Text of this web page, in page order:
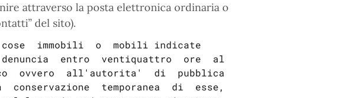
attraverso la posta elettronica ordinaria o
del sito).
immobili  o  mobili indicate
entro  ventiquattro  ore  al
ovvero  all'autorita'  di  pubblica
temporanea  di  esse,